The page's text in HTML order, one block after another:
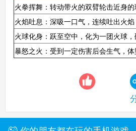
火拳挥舞：转动带火的双臂轮击近身的
火焰吐息：深吸一口气，连续吐出火焰
火球化身：跃至空中，化为一团火球，
暴怒之火：受到一定伤害后会生气，